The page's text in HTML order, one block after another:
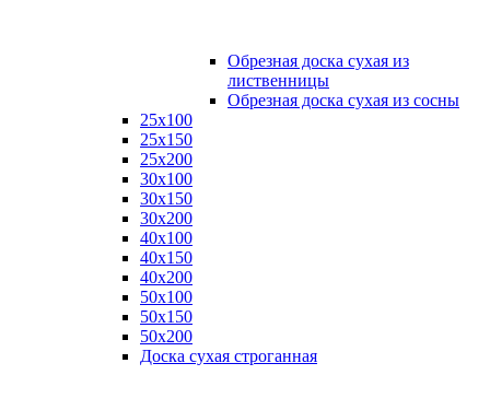
Обрезная доска сухая из
лиственницы
Обрезная доска сухая из сосны
25х100
25х150
25х200
30х100
30х150
30х200
40х100
40х150
40х200
50х100
50х150
50х200
Доска сухая строганная